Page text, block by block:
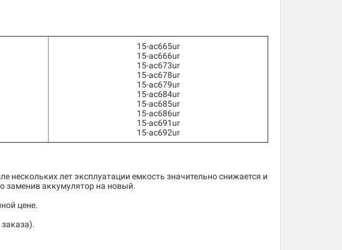
15-ac665ur
15-ac666ur
15-ac673ur
15-ac678ur
15-ac679ur
15-ac684ur
15-ac685ur
15-ac686ur
15-ac691ur
15-ac692ur
лет эксплуатации емкость значительно снижается и
заменив аккумулятор на новый.
цене.